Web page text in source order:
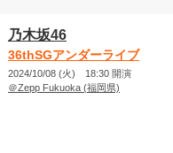
乃木坂46
36thSGアンダーライブ
2024/10/08 (火) 18:30 開演
＠Zepp Fukuoka (福岡県)